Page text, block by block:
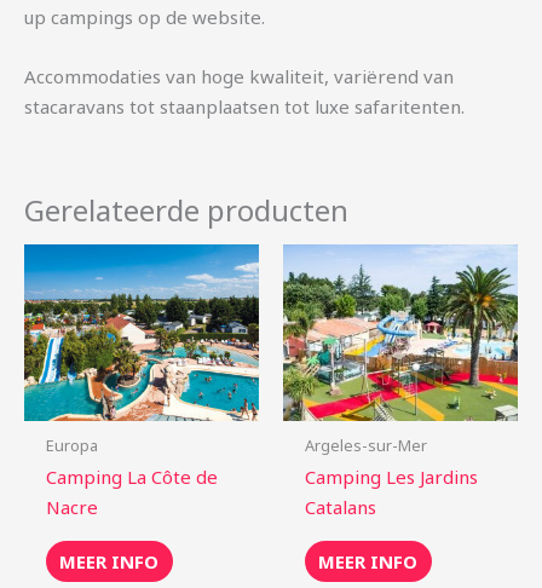
up campings op de website.
Accommodaties van hoge kwaliteit, variërend van
stacaravans tot staanplaatsen tot luxe safaritenten.
Gerelateerde producten
Europa
Camping La Côte de
Nacre
MEER INFO
Argeles-sur-Mer
Camping Les Jardins
Catalans
MEER INFO